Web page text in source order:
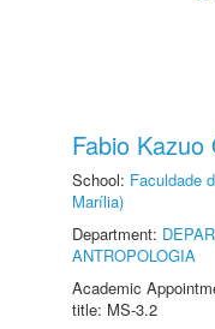
Fabio Kazuo
School: Faculdade
Marília)
Department:
ANTROPOLOGIA
Academic
title: MS-3.2